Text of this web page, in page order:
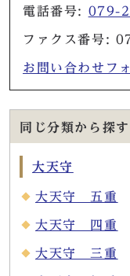
電話番号: 079-
ファクス番号:
お問い合わせフ
同じ分類から探す
大天守
大天守 五重
大天守 四重
大天守 三重